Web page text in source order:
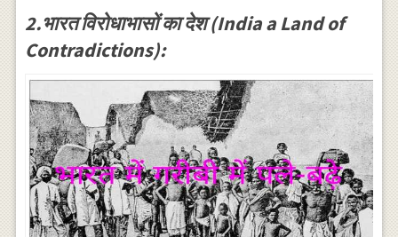
2.भारत विरोधाभासों का देश (India a Land of
Contradictions):